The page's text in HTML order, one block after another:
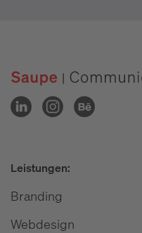
Leistungen:
Branding
Webdesign